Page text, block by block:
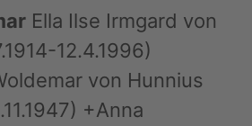
Ella Ilse Irmgard von
12.4.1996)
von Hunnius
+Anna